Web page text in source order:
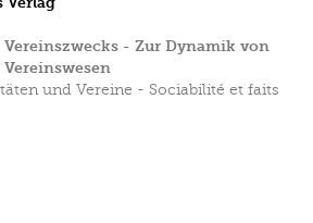
Vereinszwecks - Zur Dynamik von
und Vereine - Sociabilité et faits